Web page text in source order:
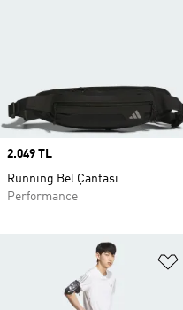
Price
2.049 TL
Running Bel Çantası
Performance